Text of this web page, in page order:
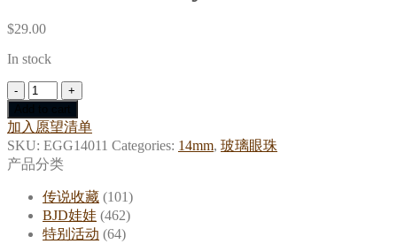
$29.00
In stock
[14mm
Glass
Eyes]
Dark
Violet
quantity
加入愿望清单
SKU: EGG14011 Categories: 14mm, 玻璃眼珠
产品分类
传说收藏 (101)
BJD娃娃 (462)
特别活动 (64)